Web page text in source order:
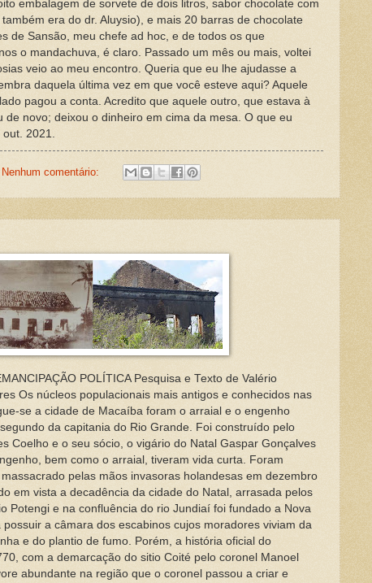
embalagem de sorvete de dois litros, sabor chocolate com
era do dr. Aluysio), e mais 20 barras de chocolate
de Sansão, meu chefe ad hoc, e de todos os que
o mandachuva, é claro. Passado um mês ou mais, voltei
veio ao meu encontro. Queria que eu lhe ajudasse a
daquela última vez em que você esteve aqui? Aquele
pagou a conta. Acredito que aquele outro, que estava à
de novo; deixou o dinheiro em cima da mesa. O que eu
2021.
Nenhum comentário:
POLÍTICA Pesquisa e Texto de Valério
Os núcleos populacionais mais antigos e conhecidos nas
se a cidade de Macaíba foram o arraial e o engenho
da capitania do Rio Grande. Foi construído pelo
Coelho e o seu sócio, o vigário do Natal Gaspar Gonçalves
bem como o arraial, tiveram vida curta. Foram
pelas mãos invasoras holandesas em dezembro
em vista a decadência da cidade do Natal, arrasada pelos
Potengi e na confluência do rio Jundiaí foi fundado a Nova
a câmara dos escabinos cujos moradores viviam da
e do plantio de fumo. Porém, a história oficial do
com a demarcação do sitio Coité pelo coronel Manoel
abundante na região que o coronel passou a criar e